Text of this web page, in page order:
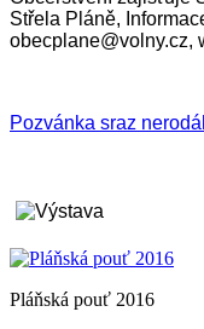
Střela Pláně,
obecplane@volny.cz,
Pozvánka sraz
Pláňská pouť 2016